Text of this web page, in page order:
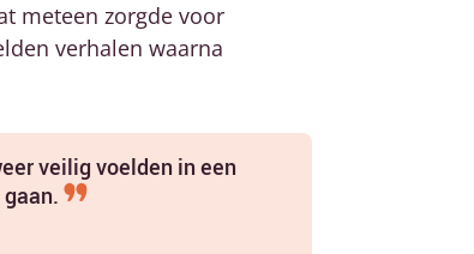
meteen zorgde voor
verhalen waarna
veilig voelden in een